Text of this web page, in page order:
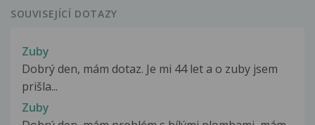
SOUVISEJÍCÍ DOTAZY
Zuby
Dobrý den, mám dotaz. Je mi 44 let a o zuby jsem
prišla...
Zuby